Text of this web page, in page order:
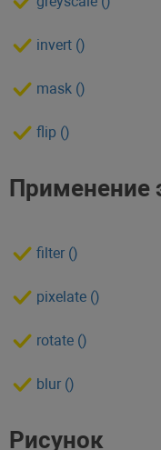
invert ()
mask ()
flip ()
Применение
filter ()
pixelate ()
rotate ()
blur ()
Рисунок